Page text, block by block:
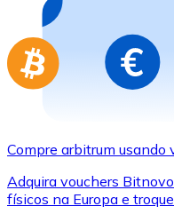
Ir para a loja de
Compre arbitrum usando
Adquira vouchers
físicos na Europa e